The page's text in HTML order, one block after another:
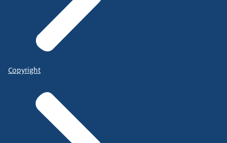
Copyright